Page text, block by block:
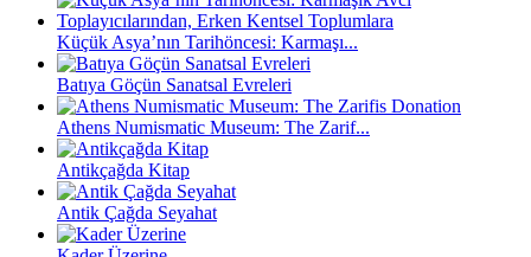
Küçük Asya’nın Tarihöncesi: Karmaşı...
Batıya Göçün Sanatsal Evreleri
Athens Numismatic Museum: The Zarif...
Antikçağda Kitap
Antik Çağda Seyahat